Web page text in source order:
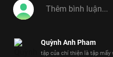
Quỳnh Anh Pham
tập của chí thiện là tập mấy